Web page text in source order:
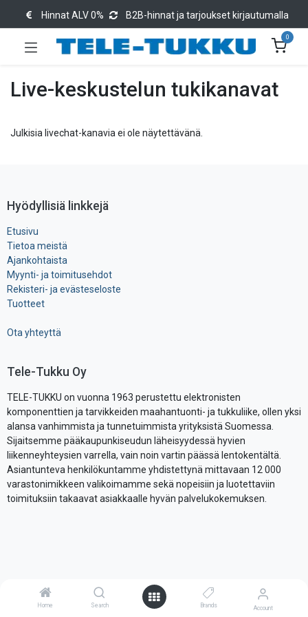
Home Search Brands Account
Hinnat ALV 0% B2B-hinnat ja tarjoukset kirjautumalla
0
Live-keskustelun tukikanavat
Julkisia livechat-kanavia ei ole näytettävänä.
Hyödyllisiä linkkejä
Etusivu
Tietoa meistä
Ajankohtaista
Myynti- ja toimitusehdot
Rekisteri- ja ​evästeseloste
Tuotteet
Ota yhteyttä
Tele-Tukku Oy
TELE-TUKKU on vuonna 1963 perustettu elektronisten
komponenttien ja tarvikkeiden maahantuonti- ja tukkuliike, ollen yksi
alansa vanhimmista ja tunnetuimmista yrityksistä Suomessa.
Sijaitsemme pääkaupunkiseudun läheisyydessä hyvien
liikenneyhteysien varrella, vain noin vartin päässä lentokentältä.
Asiantunteva henkilökuntamme yhdistettynä mittavaan 12 000
varastonimikkeen valikoimamme sekä nopeisiin ja luotettaviin
toimituksiin takaavat asiakkaalle hyvän palvelukokemuksen.
Ota yhteyttä
myynti@tele-tukku.fi